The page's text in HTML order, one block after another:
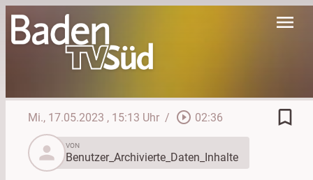
menu
Mi., 17.05.2023 , 15:13 Uhr / play_circle_outline 02:36
bookmark_border
person
VON
Benutzer_Archivierte_Daten_Inhalte